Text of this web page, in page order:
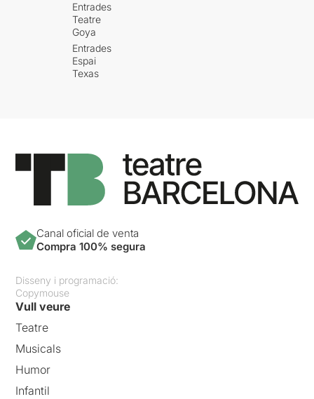
Entrades
Teatre
Goya
Entrades
Espai
Texas
Canal oficial de venta
Compra 100% segura
Disseny i programació:
Copymouse
Vull veure
Teatre
Musicals
Humor
Infantil